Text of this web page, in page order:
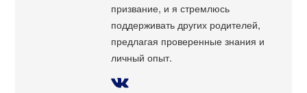
призвание, и я стремлюсь
поддерживать других родителей,
предлагая проверенные знания и
личный опыт.